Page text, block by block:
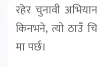
रहेर चुनावी
किनभने, त्यो ठाउँ
मा पर्छ।